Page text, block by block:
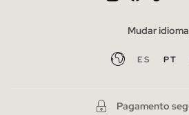
Mudar idioma
ES PT
Pagamento